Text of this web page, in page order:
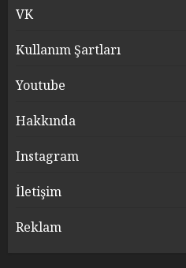
VK
Kullanım Şartları
Youtube
Hakkında
Instagram
İletişim
Reklam